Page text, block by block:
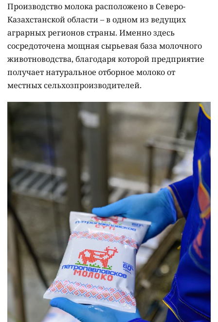
Производство молока расположено в Северо-
Казахстанской области – в одном из ведущих
аграрных регионов страны. Именно здесь
сосредоточена мощная сырьевая база молочного
животноводства, благодаря которой предприятие
получает натуральное отборное молоко от
местных сельхозпроизводителей.